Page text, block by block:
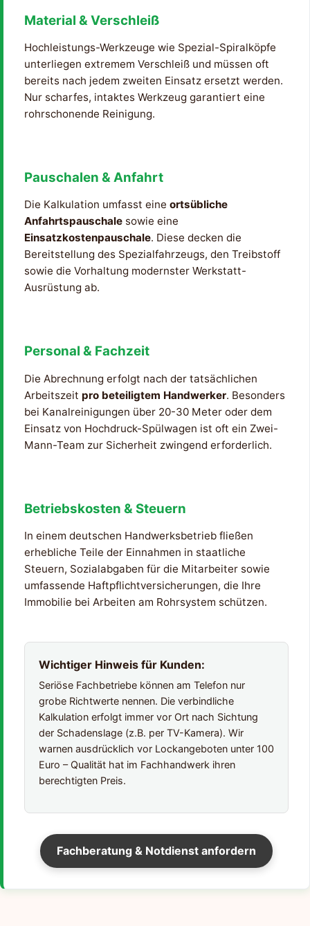
Material & Verschleiß
Hochleistungs-Werkzeuge wie Spezial-Spiralköpfe
unterliegen extremem Verschleiß und müssen oft
bereits nach jedem zweiten Einsatz ersetzt werden.
Nur scharfes, intaktes Werkzeug garantiert eine
rohrschonende Reinigung.
Pauschalen & Anfahrt
Die Kalkulation umfasst eine ortsübliche
Anfahrtspauschale sowie eine
Einsatzkostenpauschale. Diese decken die
Bereitstellung des Spezialfahrzeugs, den Treibstoff
sowie die Vorhaltung modernster Werkstatt-
Ausrüstung ab.
Personal & Fachzeit
Die Abrechnung erfolgt nach der tatsächlichen
Arbeitszeit pro beteiligtem Handwerker. Besonders
bei Kanalreinigungen über 20-30 Meter oder dem
Einsatz von Hochdruck-Spülwagen ist oft ein Zwei-
Mann-Team zur Sicherheit zwingend erforderlich.
Betriebskosten & Steuern
In einem deutschen Handwerksbetrieb fließen
erhebliche Teile der Einnahmen in staatliche
Steuern, Sozialabgaben für die Mitarbeiter sowie
umfassende Haftpflichtversicherungen, die Ihre
Immobilie bei Arbeiten am Rohrsystem schützen.
Wichtiger Hinweis für Kunden:
Seriöse Fachbetriebe können am Telefon nur
grobe Richtwerte nennen. Die verbindliche
Kalkulation erfolgt immer vor Ort nach Sichtung
der Schadenslage (z.B. per TV-Kamera). Wir
warnen ausdrücklich vor Lockangeboten unter 100
Euro – Qualität hat im Fachhandwerk ihren
berechtigten Preis.
Fachberatung & Notdienst anfordern